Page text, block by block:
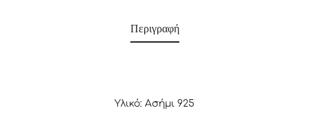
Περιγραφή
Υλικό: Ασήμι 925